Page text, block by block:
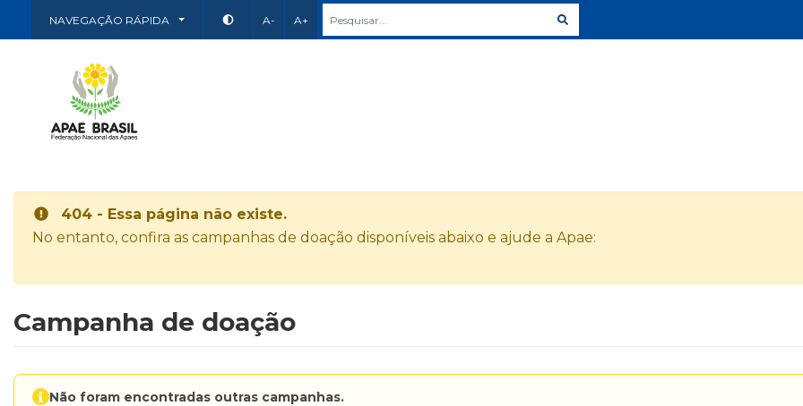
NAVEGAÇÃO RÁPIDA A- A+
404 - Essa página não existe.
No entanto, confira as campanhas de doação disponíveis abaixo e ajude a Apae:
Campanha de doação
Não foram encontradas outras campanhas.